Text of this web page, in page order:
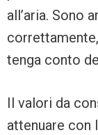
all’aria. Sono
tenga conto
Il valori da
attenuare con